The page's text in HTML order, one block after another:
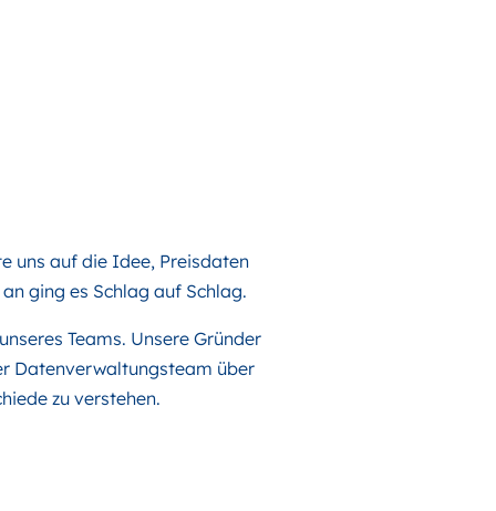
uns auf die Idee, Preisdaten
ging es Schlag auf Schlag.
Teams. Unsere Gründer
Datenverwaltungsteam über
zu verstehen.